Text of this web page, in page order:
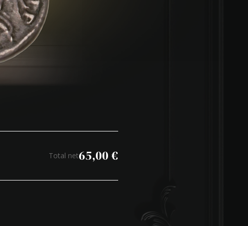
Total net65,00€